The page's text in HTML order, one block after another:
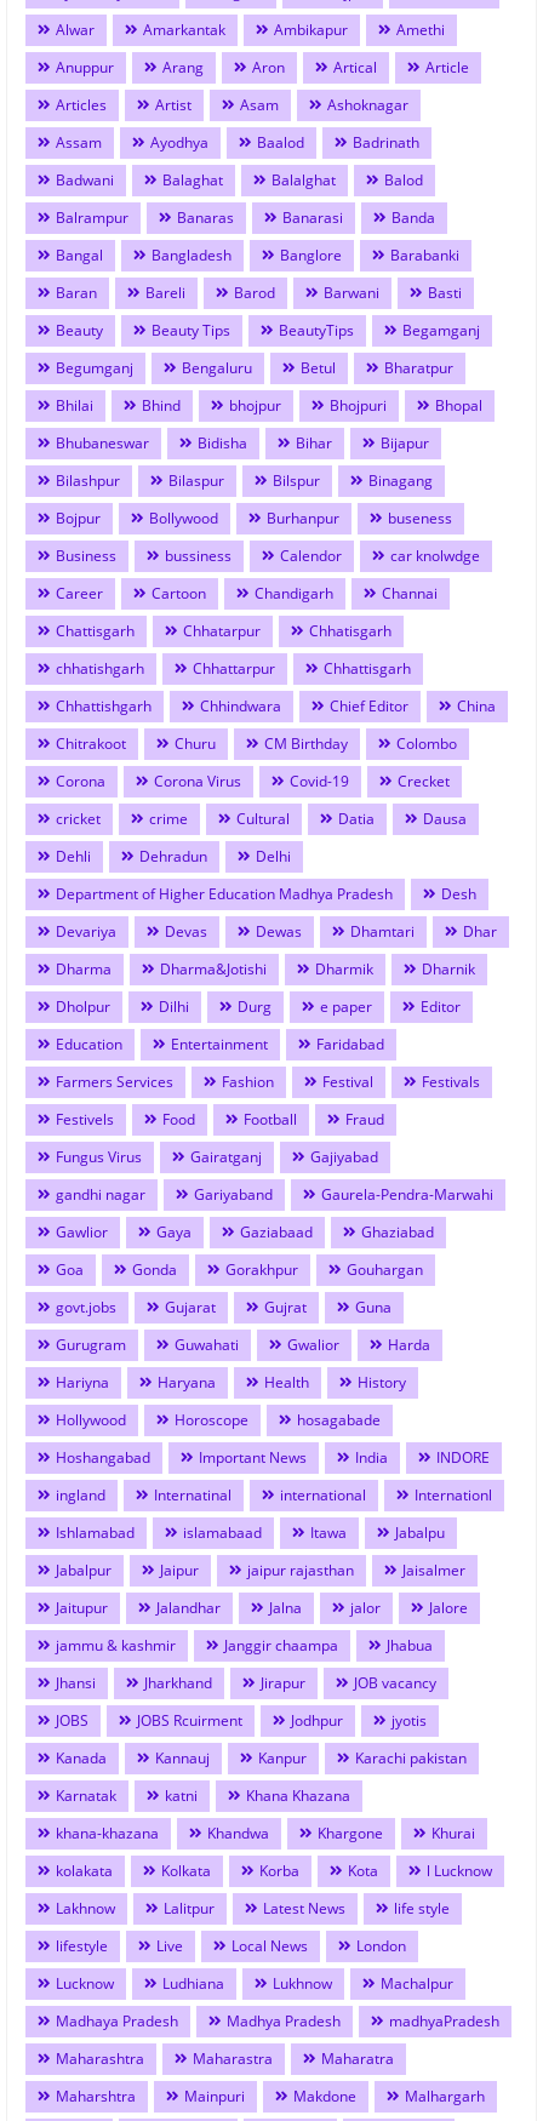
Alwar
Amarkantak Ambikapur
Amethi
Anuppur
Arang Aron Artical
Article
Articles
Artist Asam
Ashoknagar
Assam
Ayodhya Baalod
Badrinath
Badwani
Balaghat Balalghat
Balod
Balrampur
Banaras Banarasi
Banda
Bangal
Bangladesh Banglore
Barabanki
Baran
Bareli Barod Barwani
Basti
Beauty
Beauty Tips BeautyTips
Begamganj
Begumganj
Bengaluru Betul
Bharatpur
Bhilai
Bhind bhojpur Bhojpuri
Bhopal
Bhubaneswar
Bidisha Bihar
Bijapur
Bilashpur
Bilaspur Bilspur
Binagang
Bojpur
Bollywood Burhanpur
buseness
Business
bussiness Calendor
car knolwdge
Career
Cartoon Chandigarh
Channai
Chattisgarh
Chhatarpur
Chhatisgarh
chhatishgarh
Chhattarpur
Chhattisgarh
Chhattishgarh
Chhindwara Chief Editor
China
Chitrakoot
Churu CM Birthday
Colombo
Corona
Corona Virus Covid-19
Crecket
cricket
crime Cultural Datia
Dausa
Dehli
Dehradun
Delhi
Department of Higher Education Madhya Pradesh
Desh
Devariya
Devas Dewas Dhamtari
Dhar
Dharma
Dharma&Jotishi Dharmik
Dharnik
Dholpur
Dilhi Durg e paper
Editor
Education
Entertainment
Faridabad
Farmers Services
Fashion Festival
Festivals
Festivels
Food Football
Fraud
Fungus Virus
Gairatganj
Gajiyabad
gandhi nagar
Gariyaband
Gaurela-Pendra-Marwahi
Gawlior
Gaya Gaziabaad
Ghaziabad
Goa
Gonda Gorakhpur
Gouhargan
govt.jobs
Gujarat Gujrat
Guna
Gurugram
Guwahati Gwalior
Harda
Hariyna
Haryana Health
History
Hollywood
Horoscope
hosagabade
Hoshangabad
Important News India
INDORE
ingland
Internatinal international
Internationl
Ishlamabad
islamabaad Itawa
Jabalpu
Jabalpur
Jaipur jaipur rajasthan
Jaisalmer
Jaitupur
Jalandhar Jalna jalor
Jalore
jammu & kashmir
Janggir chaampa
Jhabua
Jhansi
Jharkhand Jirapur
JOB vacancy
JOBS
JOBS Rcuirment Jodhpur
jyotis
Kanada
Kannauj Kanpur
Karachi pakistan
Karnatak
katni
Khana Khazana
khana-khazana
Khandwa Khargone
Khurai
kolakata
Kolkata Korba Kota
l Lucknow
Lakhnow
Lalitpur Latest News
life style
lifestyle
Live Local News
London
Lucknow
Ludhiana Lukhnow
Machalpur
Madhaya Pradesh
Madhya Pradesh
madhyaPradesh
Maharashtra
Maharastra
Maharatra
Maharshtra
Mainpuri Makdone
Malhargarh